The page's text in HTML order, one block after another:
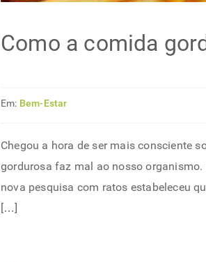
Como a comida
Em: Bem-Estar
Chegou a hora de ser mais consciente
gordurosa faz mal ao nosso organismo.
nova pesquisa com ratos estabeleceu
[…]